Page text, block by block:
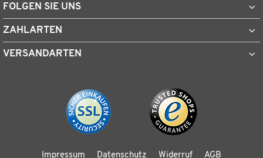
FOLGEN SIE UNS
ZAHLARTEN
VERSANDARTEN
Impressum Datenschutz Widerruf AGB